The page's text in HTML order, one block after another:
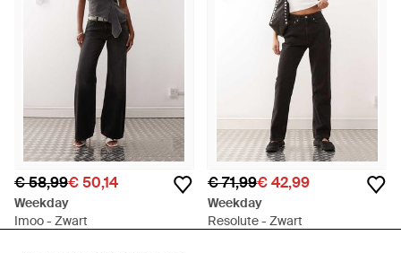
€ 58,99€ 50,14
Weekday
Imoo - Zwart
€ 71,99€ 42,99
Weekday
Resolute - Zwart